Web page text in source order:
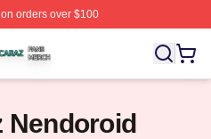
orders over $100
Officially Licensed Carlos
Nendoroid